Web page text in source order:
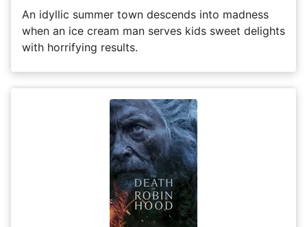
An idyllic summer town descends into madness
when an ice cream man serves kids sweet delights
with horrifying results.